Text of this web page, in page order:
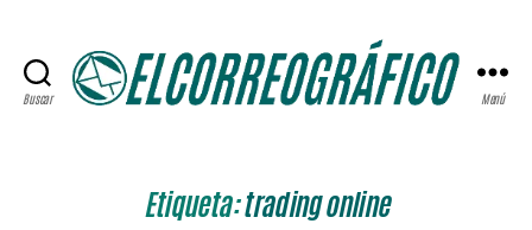
Buscar Menú
Etiqueta:trading online